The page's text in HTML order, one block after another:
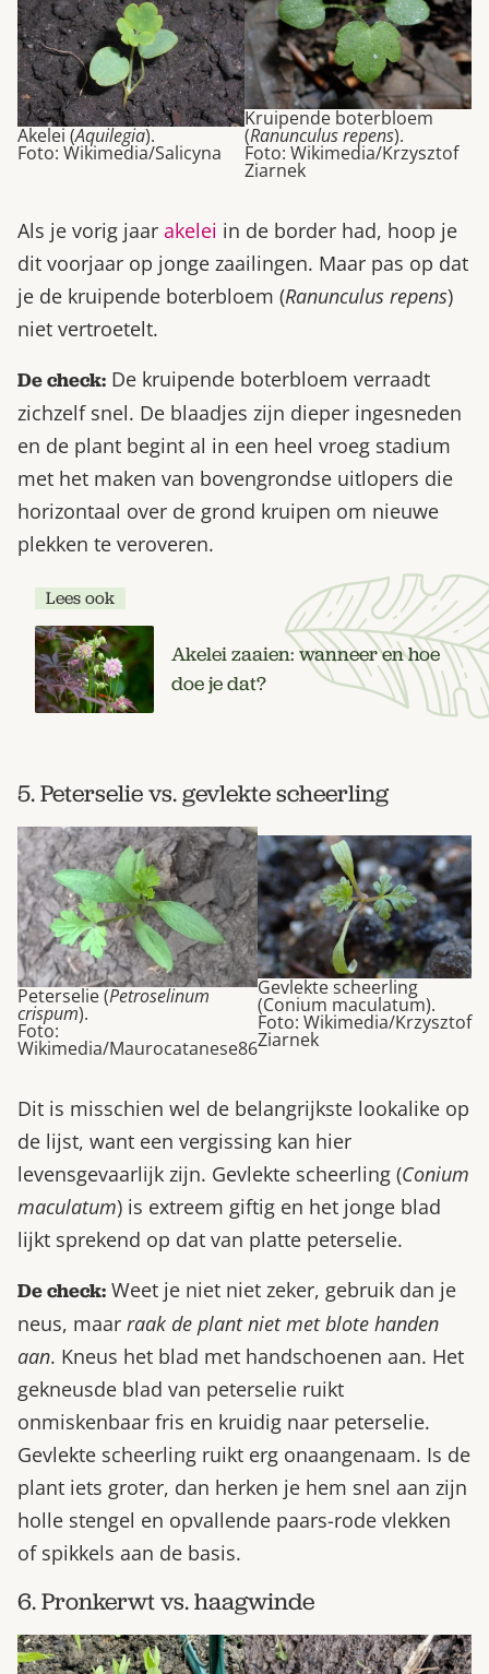
Akelei (Aquilegia).
Foto: Wikimedia/Salicyna
Kruipende boterbloem
(Ranunculus repens).
Foto: Wikimedia/Krzysztof
Ziarnek
Als je vorig jaar akelei in de border had, hoop je
dit voorjaar op jonge zaailingen. Maar pas op dat
je de kruipende boterbloem (Ranunculus repens)
niet vertroetelt.
De check: De kruipende boterbloem verraadt
zichzelf snel. De blaadjes zijn dieper ingesneden
en de plant begint al in een heel vroeg stadium
met het maken van bovengrondse uitlopers die
horizontaal over de grond kruipen om nieuwe
plekken te veroveren.
Lees ook
Akelei zaaien: wanneer en hoe
doe je dat?
5. Peterselie vs. gevlekte scheerling
Peterselie (Petroselinum
crispum).
Foto:
Wikimedia/Maurocatanese86
Gevlekte scheerling
(Conium maculatum).
Foto: Wikimedia/Krzysztof
Ziarnek
Dit is misschien wel de belangrijkste lookalike op
de lijst, want een vergissing kan hier
levensgevaarlijk zijn. Gevlekte scheerling (Conium
maculatum) is extreem giftig en het jonge blad
lijkt sprekend op dat van platte peterselie.
De check: Weet je niet niet zeker, gebruik dan je
neus, maar raak de plant niet met blote handen
aan. Kneus het blad met handschoenen aan. Het
gekneusde blad van peterselie ruikt
onmiskenbaar fris en kruidig naar peterselie.
Gevlekte scheerling ruikt erg onaangenaam. Is de
plant iets groter, dan herken je hem snel aan zijn
holle stengel en opvallende paars-rode vlekken
of spikkels aan de basis.
6. Pronkerwt vs. haagwinde